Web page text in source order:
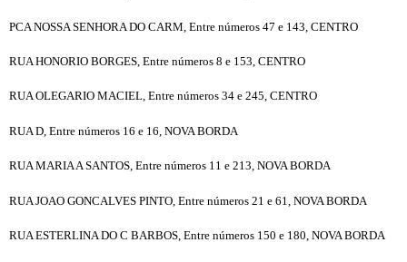
PCA NOSSA SENHORA DO CARM, Entre números 47 e 143, CENTRO
RUA HONORIO BORGES, Entre números 8 e 153, CENTRO
RUA OLEGARIO MACIEL, Entre números 34 e 245, CENTRO
RUA D, Entre números 16 e 16, NOVA BORDA
RUA MARIA A SANTOS, Entre números 11 e 213, NOVA BORDA
RUA JOAO GONCALVES PINTO, Entre números 21 e 61, NOVA BORDA
RUA ESTERLINA DO C BARBOS, Entre números 150 e 180, NOVA BORDA